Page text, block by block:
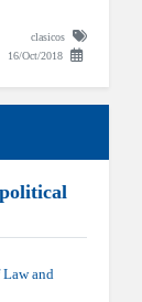
clasicos
16/Oct/2018
and